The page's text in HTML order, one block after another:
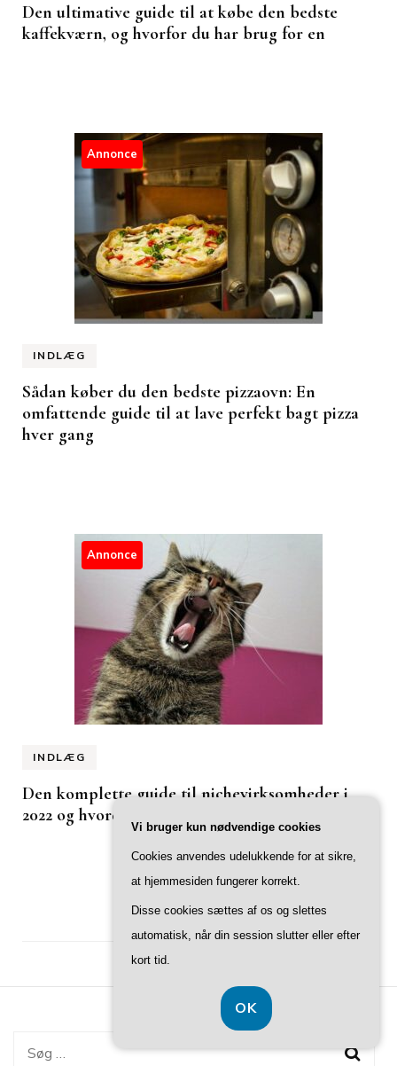
Den ultimative guide til at købe den bedste
kaffekværn, og hvorfor du har brug for en
Annonce
INDLÆG
Sådan køber du den bedste pizzaovn: En
omfattende guide til at lave perfekt bagt pizza
hver gang
Annonce
INDLÆG
Den komplette guide til nichevirksomheder i
2022 og hvordan de ændrer verden
Søg
Vi bruger kun nødvendige cookies
Cookies anvendes udelukkende for at sikre,
at hjemmesiden fungerer korrekt.
Disse cookies sættes af os og slettes
automatisk, når din session slutter eller efter
kort tid.
OK